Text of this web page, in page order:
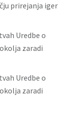
prirejanja iger
Uredbe o
zaradi
Uredbe o
zaradi